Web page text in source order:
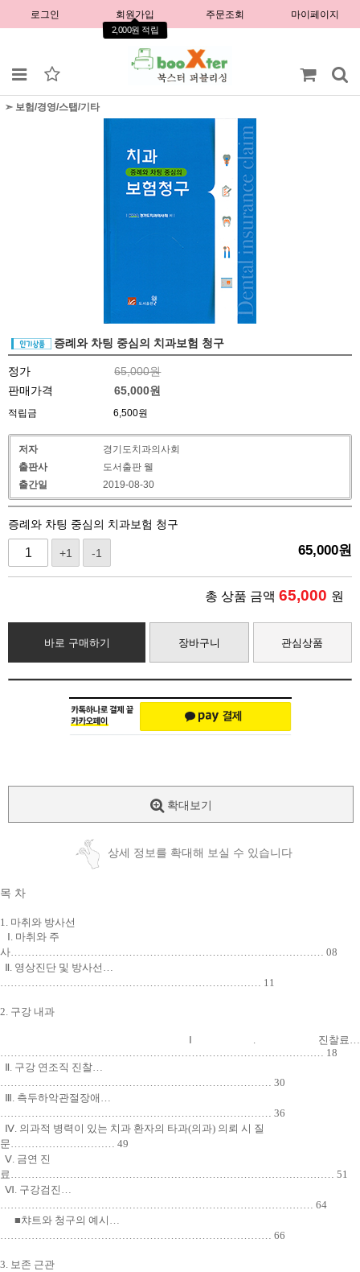
로그인 회원가입
2,000원 적립
주문조회 마이페이지
➣ 보험/경영/스탭/기타
증례와 차팅 중심의 치과보험 청구
정가
65,000원
판매가격
65,000원
적립금 6,500원
저자
경기도치과의사회
출판사
도서출판 웰
출간일
2019-08-30
증례와 차팅 중심의 치과보험 청구
+1 -1 65,000원
총 상품 금액 65,000 원
바로 구매하기 장바구니 관심상품
확대보기
상세 정보를 확대해 보실 수 있습니다
목 차
1. 마취와 방사선
Ⅰ. 마취와 주
사……………………………………………………………………………… 08
Ⅱ. 영상진단 및 방사선…
………………………………………………………………… 11
2. 구강 내과
Ⅰ. 진찰료…
………………………………………………………………………………… 18
Ⅱ. 구강 연조직 진찰…
…………………………………………………………………… 30
Ⅲ. 측두하악관절장애…
…………………………………………………………………… 36
Ⅳ. 의과적 병력이 있는 치과 환자의 타과(의과) 의뢰 시 질
문………………………… 49
Ⅴ. 금연 진
료………………………………………………………………………………… 51
Ⅵ. 구강검진…
……………………………………………………………………………… 64
■챠트와 청구의 예시…
…………………………………………………………………… 66
3. 보존 근관